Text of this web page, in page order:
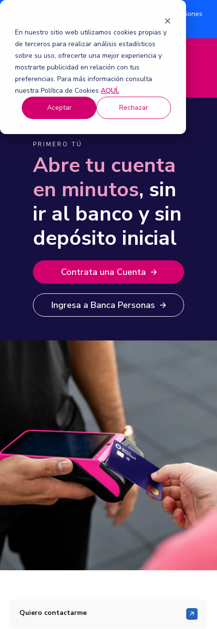
En nuestro sitio web utilizamos cookies propias y
de terceros para realizar análisis estadísticos
sobre su uso, ofrecerte una mejor experiencia y
mostrarte publicidad en relación con tus
preferencias. Para más información consulta
nuestra Política de Cookies AQUÍ.
Aceptar
Rechazar
¿Eres accionista? Conoce acerca de la suscripción de acciones
M
e
n
PRIMERO TÚ
Abre tu cuenta
en minutos, sin
ir al banco y sin
depósito inicial
Contrata una Cuenta
Ingresa a Banca Personas
Quiero contactarme